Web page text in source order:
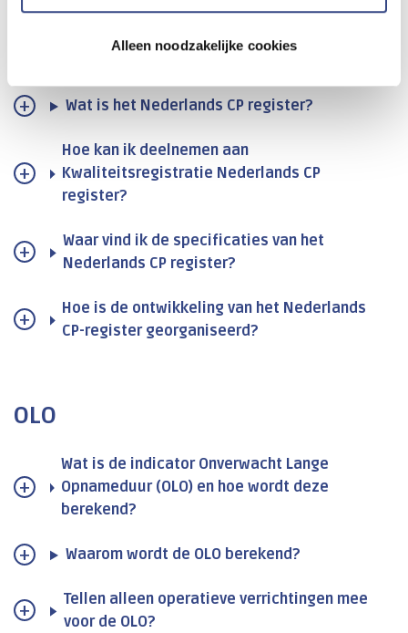
Alleen noodzakelijke cookies
Nederlands CP register
Wat is het Nederlands CP register?
Hoe kan ik deelnemen aan
Kwaliteitsregistratie Nederlands CP
register?
Waar vind ik de specificaties van het
Nederlands CP register?
Hoe is de ontwikkeling van het Nederlands
CP-register georganiseerd?
OLO
Wat is de indicator Onverwacht Lange
Opnameduur (OLO) en hoe wordt deze
berekend?
Waarom wordt de OLO berekend?
Tellen alleen operatieve verrichtingen mee
voor de OLO?